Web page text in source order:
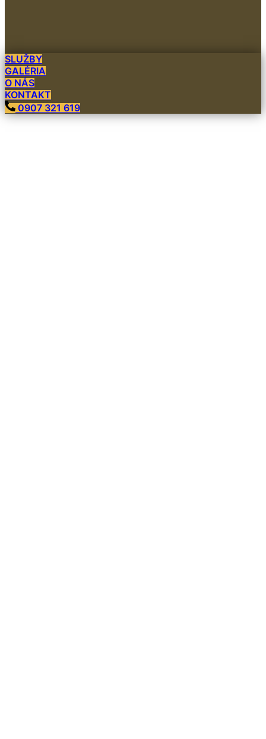
SLUŽBY
GALÉRIA
O NÁS
KONTAKT
0907 321 619